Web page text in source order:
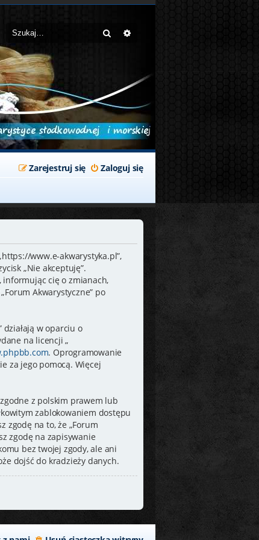
Szukaj
Zaloguj się
Zarejestruj się
www.e-akwarystyka.pl”,
„Nie akceptuję”.
informując cię o zmianach,
Akwarystyczne” po
działają w oparciu o
na licencji „
. Oprogramowanie
za jego pomocą. Więcej
z polskim prawem lub
zablokowaniem dostępu
zgodę na to, że „Forum
zgodę na zapisywanie
bez twojej zgody, ale ani
dojść do kradzieży danych.